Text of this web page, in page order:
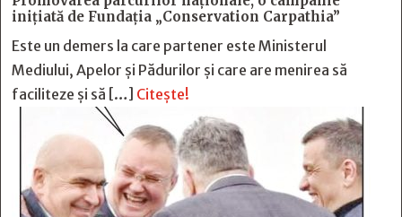
inițiată de Fundația „Conservation Carpathia”
Este un demers la care partener este Ministerul
Mediului, Apelor și Pădurilor și care are menirea să
faciliteze și să […] Citește!